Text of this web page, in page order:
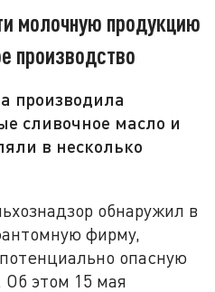
молочную продукцию
производство
сливочное масло и
в несколько
обнаружил в
фирму,
опасную
этом 15 мая